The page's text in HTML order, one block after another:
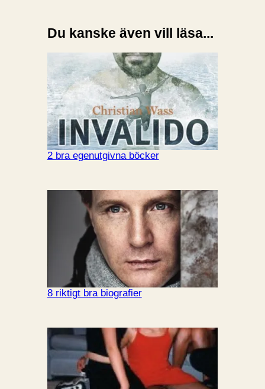
Du kanske även vill läsa...
2 bra egenutgivna böcker
8 riktigt bra biografier